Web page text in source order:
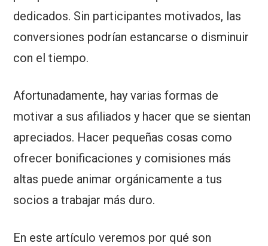
dedicados. Sin participantes motivados, las
conversiones podrían estancarse o disminuir
con el tiempo.
Afortunadamente, hay varias formas de
motivar a sus afiliados y hacer que se sientan
apreciados. Hacer pequeñas cosas como
ofrecer bonificaciones y comisiones más
altas puede animar orgánicamente a tus
socios a trabajar más duro.
En este artículo veremos por qué son